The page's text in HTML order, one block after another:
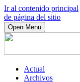
Ir al contenido principal
de página del sitio
Open Menu
Actual
Archivos